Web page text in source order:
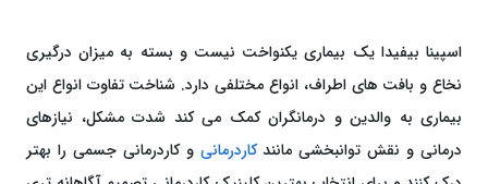
اسپینا بیفیدا یک بیماری یکنواخت نیست و بسته به میزان درگیری
نخاع و بافت ‌های اطراف، انواع مختلفی دارد. شناخت تفاوت انواع این
بیماری به والدین و درمانگران کمک می ‌کند شدت مشکل، نیازهای
درمانی و نقش توانبخشی مانندکاردرمانی و کاردرمانی جسمی را بهتر